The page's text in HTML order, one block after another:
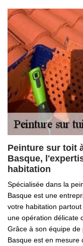
Peinture sur toit
Basque,
habitation
Spécialisée dans la
Basque est une
votre habitation
une opération délicate
Grâce à son équipe
Basque est en mesure